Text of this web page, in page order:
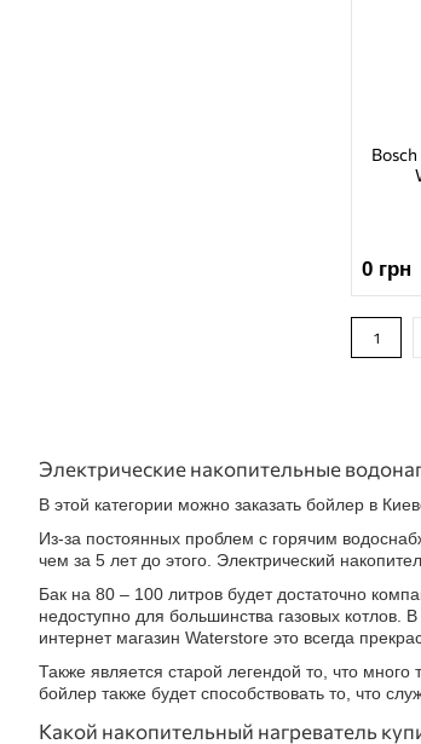
0 грн
1
Электрические накопительные
В этой категории можно заказать бойлер в
Из-за постоянных проблем с горячим
чем за 5 лет до этого. Электрический
Бак на 80 – 100 литров будет достаточно
недоступно для большинства газовых котлов.
интернет магазин Waterstore это всегда
Также является старой легендой то, что
бойлер также будет способствовать то, что
Какой накопительный нагреватель